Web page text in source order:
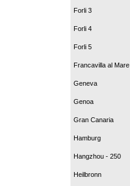
Forli 3
Forli 4
Forli 5
Francavilla al Mare
Geneva
Genoa
Gran Canaria
Hamburg
Hangzhou - 250
Heilbronn